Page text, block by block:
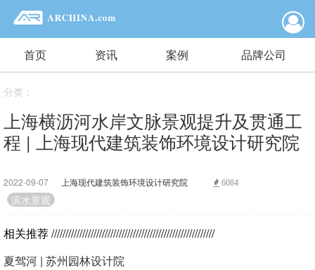
首页 资讯 案例 品牌公司
分类：
上海横沥河水岸文脉景观提升及贯通工
程 | 上海现代建筑装饰环境设计研究院
2022-09-07 上海现代建筑装饰环境设计研究院 6084
滨水景观
相关推荐//////////////////////////////////////////////////////////
夏驾河 | 苏州园林设计院